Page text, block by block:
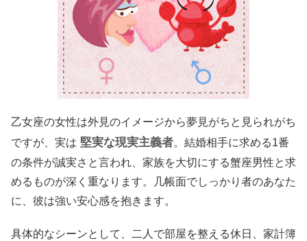
乙女座の女性は外見のイメージから夢見がちと見られがち
ですが、実は 堅実な現実主義者。結婚相手に求める1番
の条件が誠実さと言われ、家族を大切にする蟹座男性と求
めるものが深く重なります。几帳面でしっかり者のあなた
に、彼は強い安心感を抱きます。
具体的なシーンとして、二人で部屋を整える休日、家計簿